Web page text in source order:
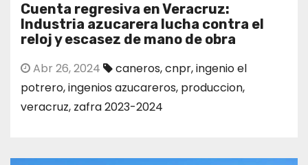
Cuenta regresiva en Veracruz:
Industria azucarera lucha contra el
reloj y escasez de mano de obra
Abr 26, 2024 caneros,cnpr,ingenio el
potrero,ingenios azucareros, produccion,
veracruz, zafra 2023-2024